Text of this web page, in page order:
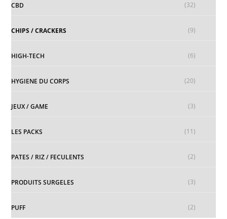
CBD (32)
CHIPS / CRACKERS (9)
HIGH-TECH (6)
HYGIENE DU CORPS (20)
JEUX / GAME (3)
LES PACKS (11)
PATES / RIZ / FECULENTS (2)
PRODUITS SURGELES (3)
PUFF (2)